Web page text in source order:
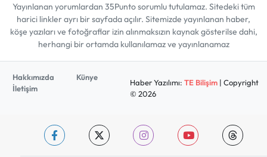
Yayınlanan yorumlardan 35Punto sorumlu tutulamaz. Sitedeki tüm
harici linkler ayrı bir sayfada açılır. Sitemizde yayınlanan haber,
köşe yazıları ve fotoğraflar izin alınmaksızın kaynak gösterilse dahi,
herhangi bir ortamda kullanılamaz ve yayınlanamaz
Hakkımızda
Künye
İletişim
Haber Yazılımı: TE Bilişim| Copyright
© 2026